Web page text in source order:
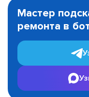
1
Мастер
ремонта в